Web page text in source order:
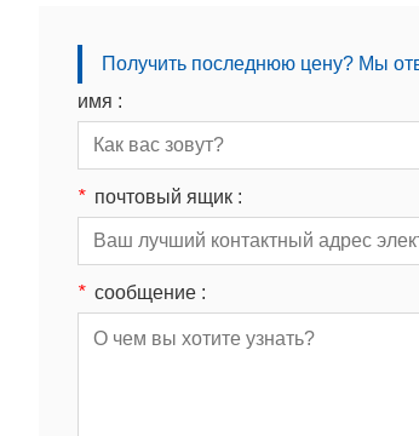
Получить последнюю цену? Мы
имя :
* почтовый ящик :
* сообщение :